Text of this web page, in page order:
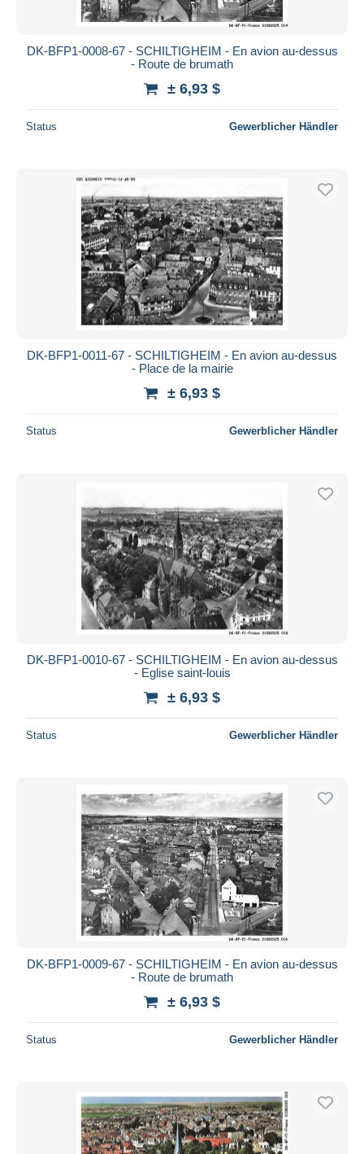
DK-BFP1-0008-67 - SCHILTIGHEIM - En avion au-dessus
- Route de brumath
± 6,93 $
Status Gewerblicher Händler
DK-BFP1-0011-67 - SCHILTIGHEIM - En avion au-dessus
- Place de la mairie
± 6,93 $
Status Gewerblicher Händler
DK-BFP1-0010-67 - SCHILTIGHEIM - En avion au-dessus
- Eglise saint-louis
± 6,93 $
Status Gewerblicher Händler
DK-BFP1-0009-67 - SCHILTIGHEIM - En avion au-dessus
- Route de brumath
± 6,93 $
Status Gewerblicher Händler